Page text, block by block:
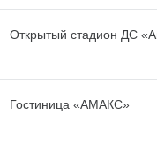
Открытый стадион ДС
Гостиница «АМАКС»